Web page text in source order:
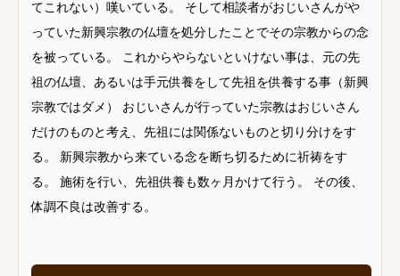
てこれない）嘆いている。 そして相談者がおじいさんがや
っていた新興宗教の仏壇を処分したことでその宗教からの念
を被っている。 これからやらないといけない事は、元の先
祖の仏壇、あるいは手元供養をして先祖を供養する事（新興
宗教ではダメ） おじいさんが行っていた宗教はおじいさん
だけのものと考え、先祖には関係ないものと切り分けをす
る。 新興宗教から来ている念を断ち切るために祈祷をす
る。 施術を行い、先祖供養も数ヶ月かけて行う。 その後、
体調不良は改善する。